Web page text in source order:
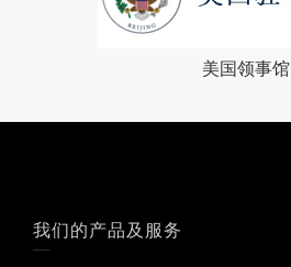
美国领事馆
我们的产品及服务